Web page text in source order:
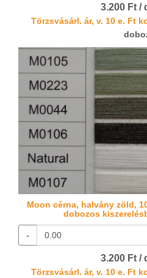
3.200 Ft /
Törzsvásárl. ár, v. 10 e. Ft
Moon cérna, halvány zöld,
dobozos
-
3.200 Ft /
Törzsvásárl. ár, v. 10 e. Ft